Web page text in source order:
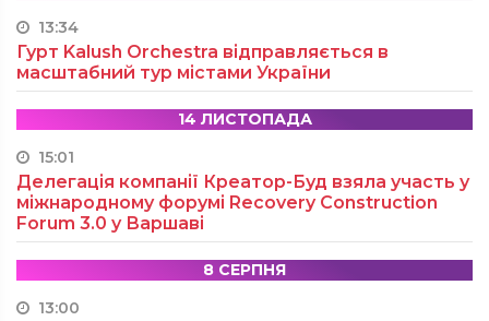
13:34
Гурт Kalush Orchestra відправляється в
масштабний тур містами України
14 ЛИСТОПАДА
15:01
Делегація компанії Креатор-Буд взяла участь у
міжнародному форумі Recovery Construction
Forum 3.0 у Варшаві
8 СЕРПНЯ
13:00